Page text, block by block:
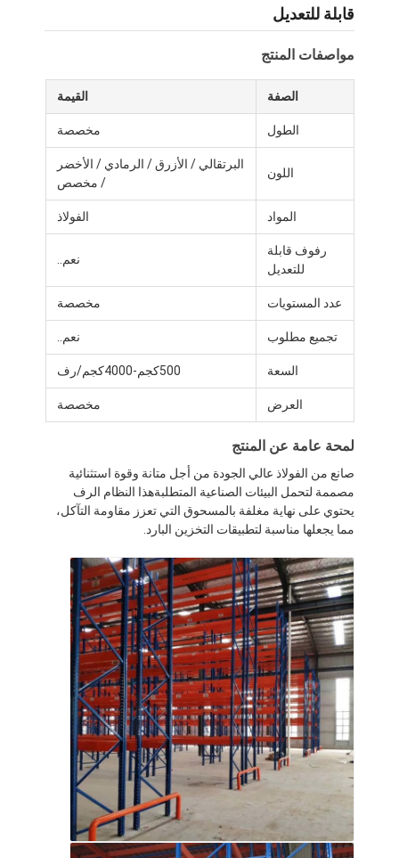
قابلة للتعديل
مواصفات المنتج
الصفة القيمة
الطول مخصصة
اللون
البرتقالي / الأزرق / الرمادي / الأخضر
/ مخصص
المواد الفولاذ
رفوف قابلة
للتعديل
نعم..
عدد المستويات مخصصة
تجميع مطلوب نعم..
السعة 500كجم-4000كجم/رف
العرض مخصصة
لمحة عامة عن المنتج
صانع من الفولاذ عالي الجودة من أجل متانة وقوة استثنائية
مصممة لتحمل البيئات الصناعية المتطلبةهذا النظام الرف
يحتوي على نهاية مغلفة بالمسحوق التي تعزز مقاومة التآكل،
مما يجعلها مناسبة لتطبيقات التخزين البارد.